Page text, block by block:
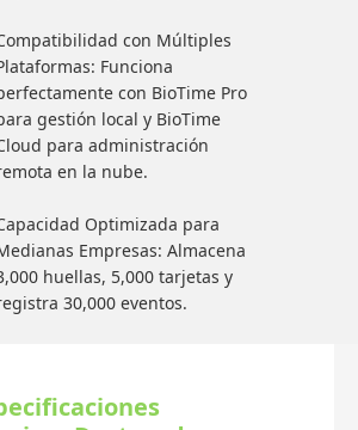
con Múltiples
Funciona
con BioTime Pro
gestión local y BioTime
para administración
en la nube.
Optimizada para
Empresas: Almacena
huellas, 5,000 tarjetas y
30,000 eventos.